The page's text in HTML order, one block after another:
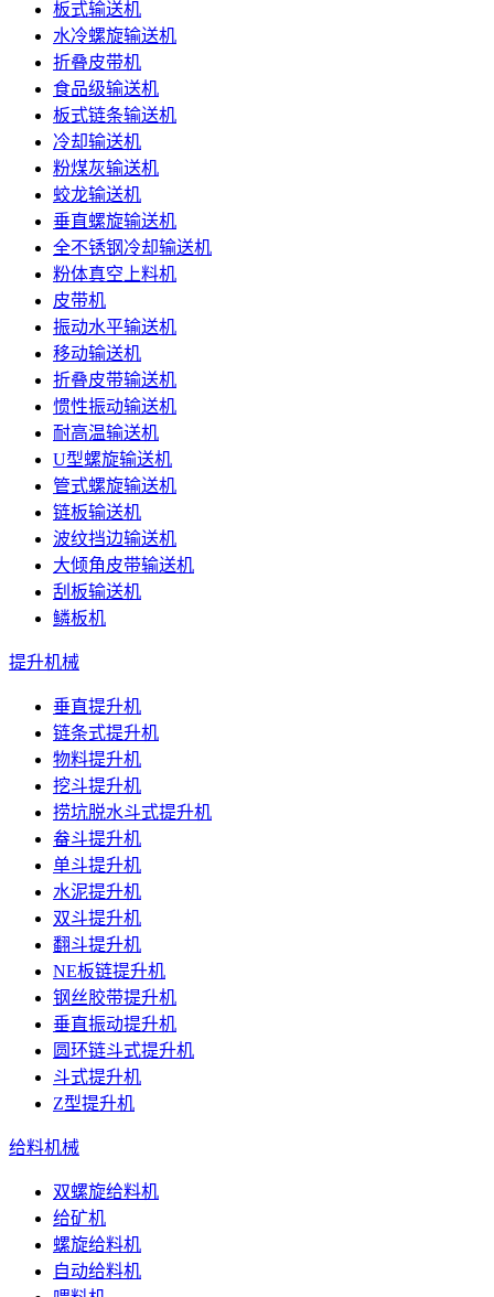
板式输送机
水冷螺旋输送机
折叠皮带机
食品级输送机
板式链条输送机
冷却输送机
粉煤灰输送机
蛟龙输送机
垂直螺旋输送机
全不锈钢冷却输送机
粉体真空上料机
皮带机
振动水平输送机
移动输送机
折叠皮带输送机
惯性振动输送机
耐高温输送机
U型螺旋输送机
管式螺旋输送机
链板输送机
波纹挡边输送机
大倾角皮带输送机
刮板输送机
鳞板机
提升机械
垂直提升机
链条式提升机
物料提升机
挖斗提升机
捞坑脱水斗式提升机
畚斗提升机
单斗提升机
水泥提升机
双斗提升机
翻斗提升机
NE板链提升机
钢丝胶带提升机
垂直振动提升机
圆环链斗式提升机
斗式提升机
Z型提升机
给料机械
双螺旋给料机
给矿机
螺旋给料机
自动给料机